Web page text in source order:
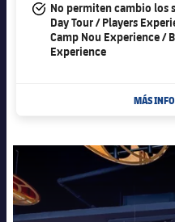
#tick
No permiten cambio los
Day Tour / Players
Camp Nou Experience /
Experience
MÁS